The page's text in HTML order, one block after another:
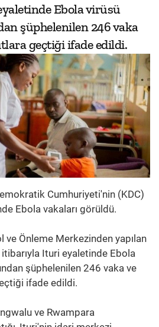
Ebola virüsü
şüphelenilen 246 vaka
geçtiği ifade edildi.
Cumhuriyeti'nin (KDC)
Ebola vakaları görüldü.
ve Önleme Merkezinden yapılan
itibarıyla Ituri eyaletinde Ebola
şüphelenilen 246 vaka ve
ifade edildi.
ve Rwampara